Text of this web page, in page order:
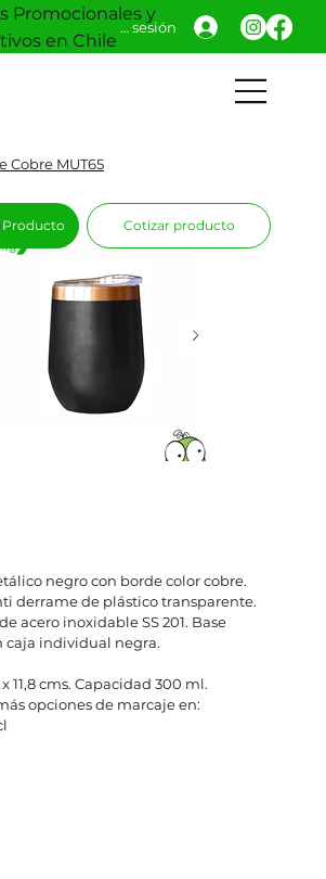
Promocionales y
en Chile
Iniciar sesión
Cobre MUT65
negro con borde color cobre.
derrame de plástico transparente.
acero inoxidable SS 201. Base
caja individual negra.
11,8 cms. Capacidad 300 ml.
opciones de marcaje en:
Producto Cotizar producto